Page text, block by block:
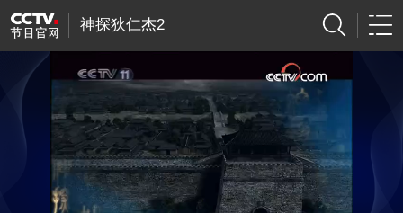
神探狄仁杰2